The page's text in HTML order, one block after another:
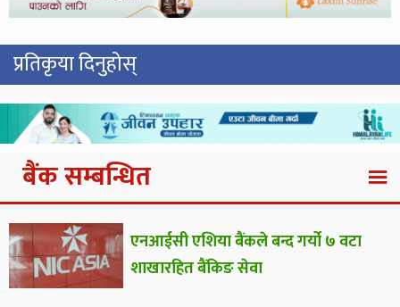
प्रतिकृया दिनुहोस्
बैंक सम्बन्धित
एनआईसी एशिया बैंकले बन्द गर्यो ७ वटा
शाखारहित बैंकिङ सेवा